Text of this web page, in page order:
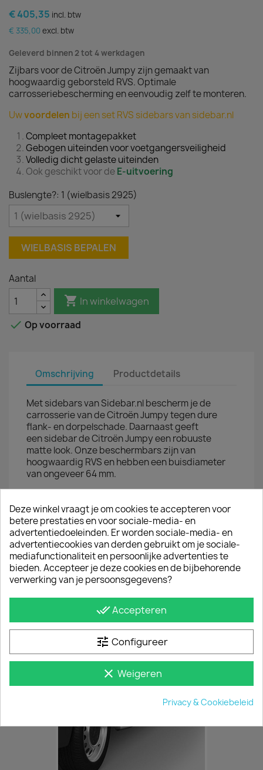
€ 405,35 incl. btw
€ 335,00 excl. btw
Geleverd binnen 2 tot 4 werkdagen
Zijbars voor de Citroën Jumpy zijn gemaakt van
hoogwaardig geborsteld RVS. Optimale
carrosseriebescherming en eenvoudig zelf te monteren.
Uwvoordelen bij een set RVS sidebars van sidebar.nl
Compleet montagepakket
Gebogen uiteinden voor voetgangersveiligheid
Volledig dicht gelaste uiteinden
Ook geschikt voor deE-uitvoering
Buslengte?: 1 (wielbasis 2925)
WIELBASIS BEPALEN
Aantal
 In winkelwagen
 Op voorraad
Omschrijving Productdetails
Met sidebars van Sidebar.nl bescherm je de
carrosserie van de Citroën Jumpy tegen dure
flank- en dorpelschade. Daarnaast geeft
een sidebar de Citroën Jumpy een robuuste
matte look. Onze beschermbars zijn van
hoogwaardig RVS en hebben een buisdiameter
van ongeveer 64 mm.
De zijbars zijn eenvoudig te monteren; de
montageset van de sidebars is afgestemd op de
bestaande montagegaten in uw bestelwagen. Je
hoeft dus niets af te meten of te boren. Het
montagemateriaal, de montagehandleiding en,
indien van toepassing, het TÜV-certificaat van de
sidebars worden meegeleverd. Afgewerkt met
dichtgelaste uiteinden.
JE BENT MISSCHIEN OOK GEÏNTERESSEERD IN
Deze winkel vraagt je om cookies te accepteren voor
betere prestaties en voor sociale-media- en
advertentiedoeleinden. Er worden sociale-media- en
advertentiecookies van derden gebruikt om je sociale-
mediafunctionaliteit en persoonlijke advertenties te
bieden. Accepteer je deze cookies en de bijbehorende
verwerking van je persoonsgegevens?
done_allAccepteren
tune Configureer
clear Weigeren
Privacy & Cookiebeleid